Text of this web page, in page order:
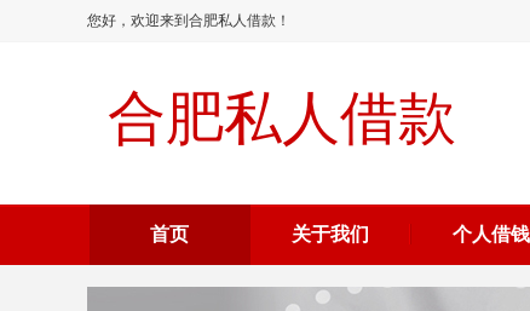
您好，欢迎来到合肥私人借款！
合肥私人借款
首页 关于我们 个人借钱